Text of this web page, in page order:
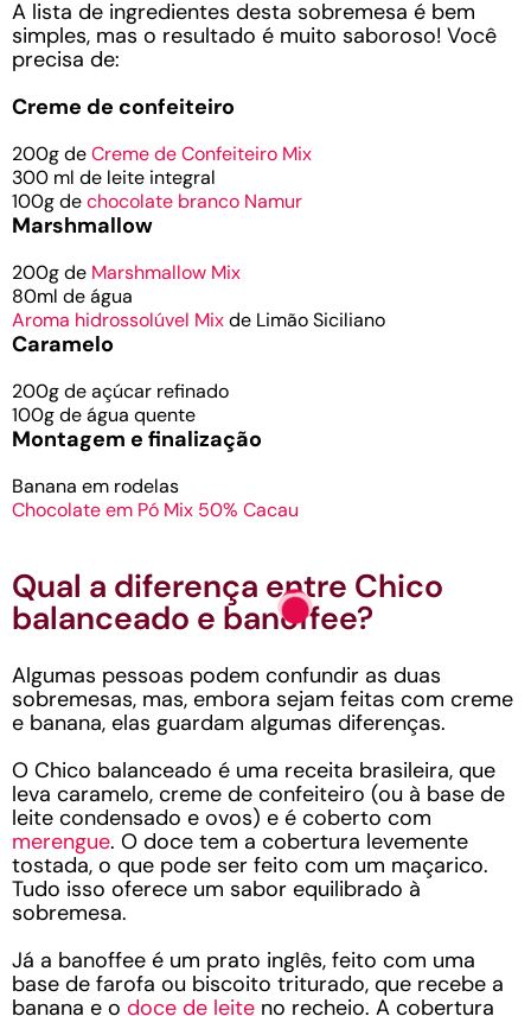
A lista de ingredientes desta sobremesa é bem
simples, mas o resultado é muito saboroso! Você
precisa de:
Creme de confeiteiro
200g deCreme de Confeiteiro Mix
300 ml de leite integral
100g dechocolate branco Namur
Marshmallow
200g de Marshmallow Mix
80ml de água
Aroma hidrossolúvel Mixde Limão Siciliano
Caramelo
200g de açúcar refinado
100g de água quente
Montagem e finalização
Banana em rodelas
Chocolate em Pó Mix 50% Cacau
Qual a diferença entre Chico
balanceado e banoffee?
Algumas pessoas podem confundir as duas
sobremesas, mas, embora sejam feitas com creme
e banana, elas guardam algumas diferenças.
O Chico balanceado é uma receita brasileira, que
leva caramelo, creme de confeiteiro (ou à base de
leite condensado e ovos) e é coberto com
merengue. O doce tem a cobertura levemente
tostada, o que pode ser feito com um maçarico.
Tudo isso oferece um sabor equilibrado à
sobremesa.
Já a banoffee é um prato inglês, feito com uma
base de farofa ou biscoito triturado, que recebe a
banana e o doce de leite no recheio. A cobertura